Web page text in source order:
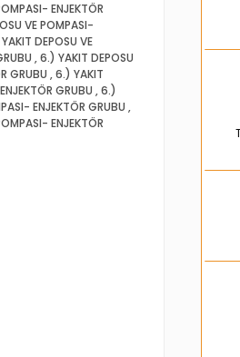
ENJEKTÖR
VE POMPASI-
DEPOSU VE
,6.) YAKIT DEPOSU
GRUBU ,6.) YAKIT
GRUBU ,6.)
ENJEKTÖR GRUBU ,
ENJEKTÖR